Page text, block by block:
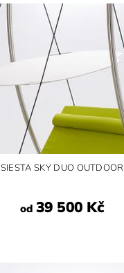
SIESTA SKY DUO OUTDOOR
od39 500 Kč